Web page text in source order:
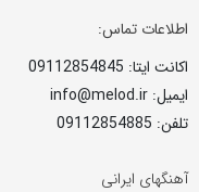
اطلاعات تماس:
اکانت ایتا: 09112854845
ایمیل: info@melod.ir
تلفن: 09112854885
آهنگهای ایرانی